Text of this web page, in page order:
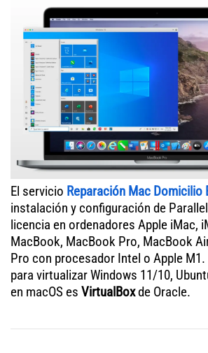
El servicio Reparación Mac Domicilio
instalación y configuración de
licencia en ordenadores Apple iMac,
MacBook, MacBook Pro, MacBook
Pro con procesador Intel o Apple
para virtualizar Windows 11/10,
en macOS es VirtualBoxde Oracle.